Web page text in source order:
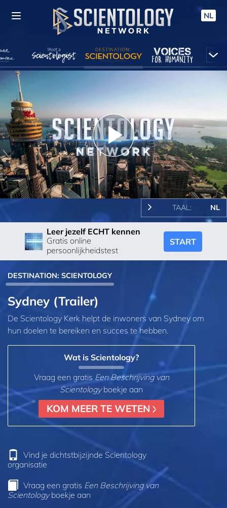
NL
Play
Video
TAAL: NL
Leer jezelf ECHT kennen
Gratis online
persoonlijkheidstest
START
DESTINATION: SCIENTOLOGY
Sydney (Trailer)
De Scientology Kerk helpt de inwoners van Sydney om
hun doelen te bereiken en succes te hebben.
Wat is Scientology?
Vraag een gratis Een Beschrijving van
Scientologyboekje aan
KOM MEER TE WETEN
Vind je dichtstbijzijnde Scientology
organisatie
Vraag een gratis Een Beschrijving van
Scientologyboekje aan